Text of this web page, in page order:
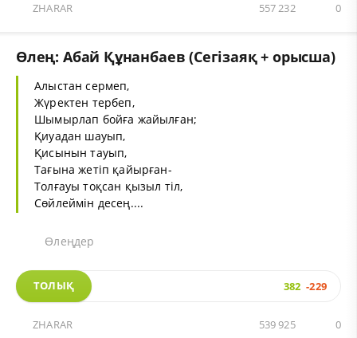
ZHARAR 0
557 232
Өлең: Абай Құнанбаев (Сегізаяқ + орысша)
Алыстан сермеп,
Жүректен тербеп,
Шымырлап бойға жайылған;
Қиуадан шауып,
Қисынын тауып,
Тағына жетіп қайырған-
Толғауы тоқсан қызыл тіл,
Сөйлеймін десең....
Өлеңдер
ТОЛЫҚ 382 -229
ZHARAR 0
539 925